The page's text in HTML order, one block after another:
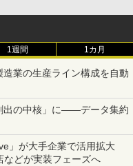
1週間 1カ月
業の生産ライン構成を自動
出の中核」に――データ集約
」が大手企業で活用拡大
などが実装フェーズへ